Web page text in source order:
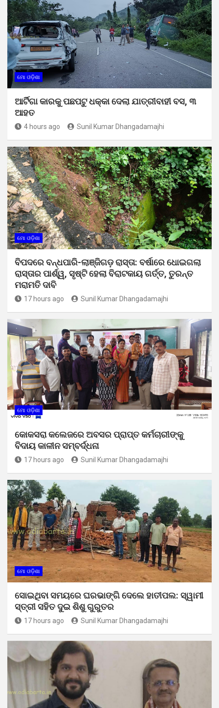
ମୋ ଓଡ଼ିଶା
ଆର୍ଟିଗା କାରକୁ ପଛପଟୁ ଧକ୍କା ଦେଲା ଯାତ୍ରୀବାହୀ ବସ, ୩
ଆହତ
4 hours ago Sunil Kumar Dhangadamajhi
ମୋ ଓଡ଼ିଶା
ବିପଦରେ ବନ୍ଧପାରି-ଲାଞ୍ଜିଗଡ଼ ରାସ୍ତା: ବର୍ଷାରେ ଧୋଇଗଲା
ରାସ୍ତାର ପାର୍ଶ୍ୱ, ସୃଷ୍ଟି ହେଲା ବିରାଟକାୟ ଗର୍ତ୍ତ, ତୁରନ୍ତ
ମରାମତି ଦାବି
17 hours ago Sunil Kumar Dhangadamajhi
ମୋ ଓଡ଼ିଶା
କୋକସରା କଲେଜରେ ଅବସର ପ୍ରାପ୍ତ କର୍ମଚାରୀଙ୍କୁ
ବିଦାୟ କାଳୀନ ସମ୍ବର୍ଦ୍ଧନା
17 hours ago Sunil Kumar Dhangadamajhi
ମୋ ଓଡ଼ିଶା
ସୋଇଥିବା ସମୟରେ ଘରଭାଙ୍ଗି ଦେଲେ ହାତୀପଲ: ସ୍ୱାମୀ
ସ୍ତ୍ରୀ ସହିତ ଦୁଇ ଶିଶୁ ଗୁରୁତର
17 hours ago Sunil Kumar Dhangadamajhi